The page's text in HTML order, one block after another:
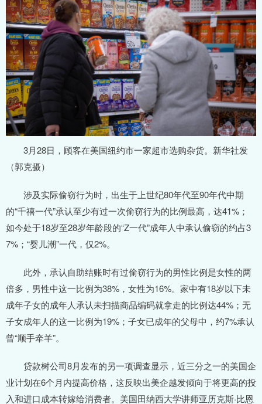
3月28日，顾客在美国纽约市一家超市选购杂货。新华社发
（郭克摄）
涉及实际偷窃行为时，出生于上世纪80年代至90年代中期
的“千禧一代”承认至少有过一次偷窃行为的比例最高，达41%；
如今处于18岁至28岁年龄段的“Z一代”成年人中承认偷窃的约占3
7%；“婴儿潮”一代，仅2%。
此外，承认自助结账时有过偷窃行为的男性比例是女性的两
倍多，男性中这一比例为38%，女性为16%。家中有18岁以下未
成年子女的成年人承认未扫描商品编码就拿走的比例达44%；无
子女成年人的这一比例为19%；子女已成年的父母中，约7%承认
曾“顺手牵羊”。
贷款树公司8月发布的另一项调查显示，近三分之一的美国企
业计划在6个月内提高价格，这反映出美企越发倾向于将更高的投
入和进口成本转嫁给消费者。美国田纳西大学讲师亚历克斯·比恩